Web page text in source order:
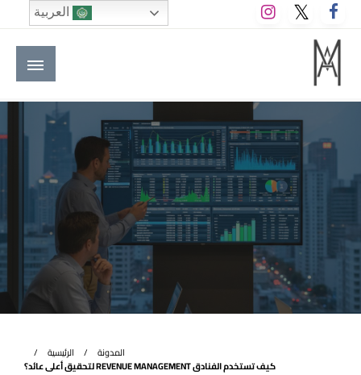
التخطي
إلى
المحتوى
M A hotels | إم ايه هوتيلز
الموقع الأول للعاملين في الفنادق في العالم العربي
الرئيسية
المدونة
كيف تستخدم الفنادق REVENUE MANAGEMENT لتحقيق أعلى عائد؟
العربية